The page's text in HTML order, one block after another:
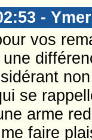
-
vos
se
arme
faire